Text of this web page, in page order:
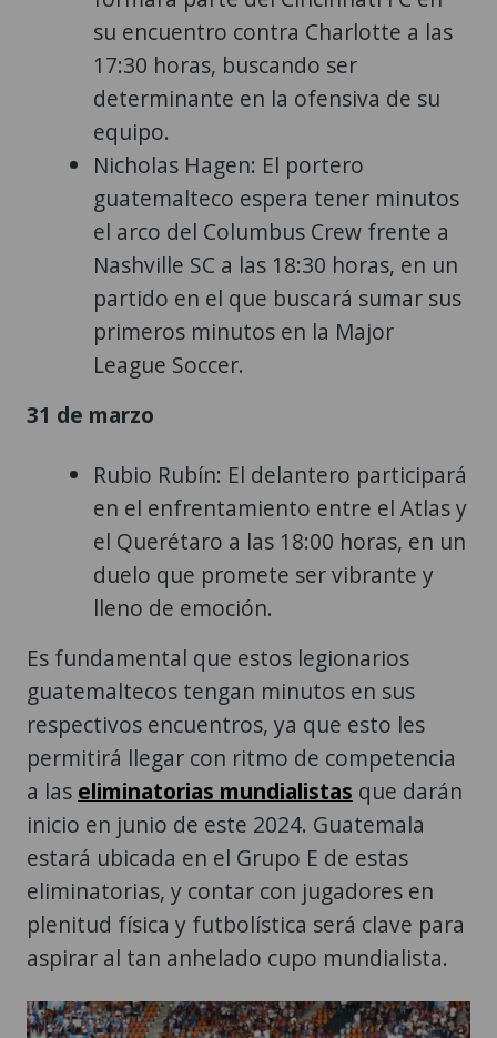
su encuentro contra Charlotte a las
17:30 horas, buscando ser
determinante en la ofensiva de su
equipo.
Nicholas Hagen: El portero
guatemalteco espera tener minutos
el arco del Columbus Crew frente a
Nashville SC a las 18:30 horas, en un
partido en el que buscará sumar sus
primeros minutos en la Major
League Soccer.
31 de marzo
Rubio Rubín: El delantero participará
en el enfrentamiento entre el Atlas y
el Querétaro a las 18:00 horas, en un
duelo que promete ser vibrante y
lleno de emoción.
Es fundamental que estos legionarios
guatemaltecos tengan minutos en sus
respectivos encuentros, ya que esto les
permitirá llegar con ritmo de competencia
a las eliminatorias mundialistas que darán
inicio en junio de este 2024. Guatemala
estará ubicada en el Grupo E de estas
eliminatorias, y contar con jugadores en
plenitud física y futbolística será clave para
aspirar al tan anhelado cupo mundialista.